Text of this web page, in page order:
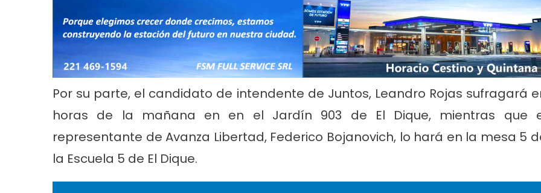
Por su parte, el candidato de intendente de Juntos, Leandro Rojas sufragará
horas de la mañana en en el Jardín 903 de El Dique, mientras que
representante de Avanza Libertad, Federico Bojanovich, lo hará en la mesa 5
la Escuela 5 de El Dique.